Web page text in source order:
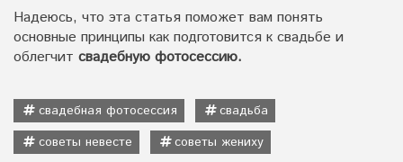
Надеюсь, что эта статья поможет вам понять
основные принципы как подготовится к свадьбе и
облегчит свадебную фотосессию.
свадебная фотосессия
свадьба
советы невесте
советы жениху